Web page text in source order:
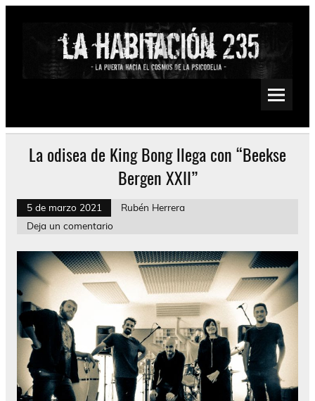
Saltar
Psychedelic, Stoner, Doom, Sludge, Fuzz, Space, Drone
La odisea de King Bong llega con “Beekse
Bergen XXII”
5 de marzo 2021
Rubén Herrera
Deja un comentario